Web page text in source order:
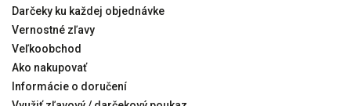
Darčeky ku každej objednávke
Vernostné zľavy
Veľkoobchod
Ako nakupovať
Informácie o doručení